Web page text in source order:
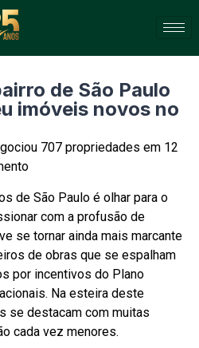
de São Paulo
imóveis novos no
707 propriedades em 12
de São Paulo é olhar para o
com a profusão de
se tornar ainda mais marcante
de obras que se espalham
por incentivos do Plano
Na esteira deste
se destacam com muitas
cada vez menores.